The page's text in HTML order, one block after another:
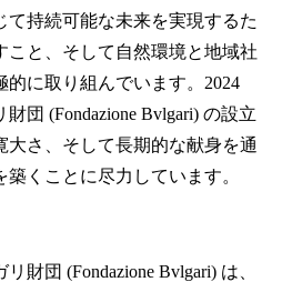
て持続可能な未来を実現するた
こと、そして自然環境と地域社
に取り組んでいます。2024
団 (Fondazione Bvlgari) の設立
大さ、そして長期的な献身を通
くことに尽力しています。
財団 (Fondazione Bvlgari) は、